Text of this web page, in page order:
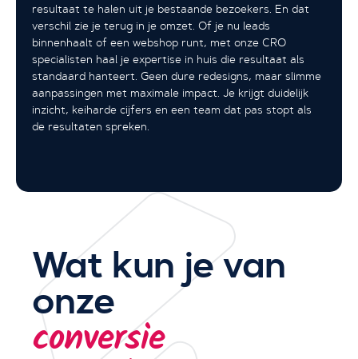
resultaat te halen uit je bestaande bezoekers. En dat
verschil zie je terug in je omzet. Of je nu leads
binnenhaalt of een webshop runt, met onze CRO
specialisten haal je expertise in huis die resultaat als
standaard hanteert. Geen dure redesigns, maar slimme
aanpassingen met maximale impact. Je krijgt duidelijk
inzicht, keiharde cijfers en een team dat pas stopt als
de resultaten spreken.
Wat kun je van
onze
conversie